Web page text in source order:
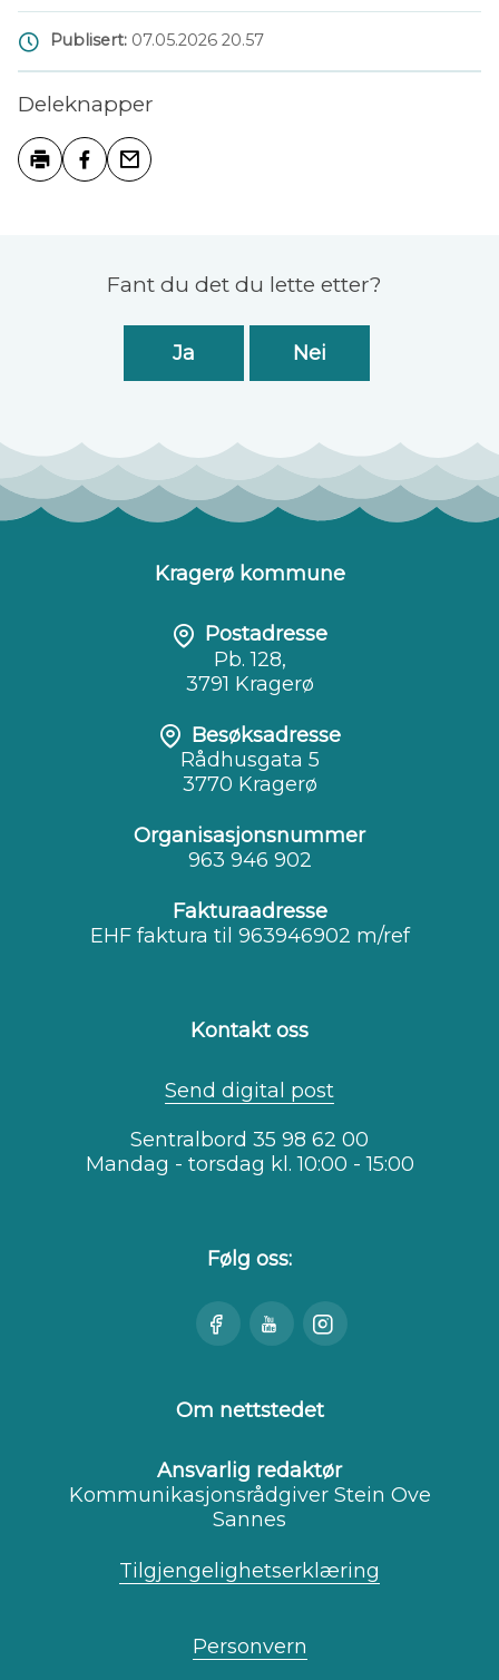
Publisert 07.05.2026 20.57
Deleknapper
Fant du det du lette etter?
Ja Nei
Kragerø kommune
Postadresse
Pb. 128,
3791 Kragerø
Besøksadresse
Rådhusgata 5
3770 Kragerø
Organisasjonsnummer
963 946 902
Fakturaadresse
EHF faktura til 963946902 m/ref
Kontakt oss
Send digital post
Sentralbord 35 98 62 00
Mandag - torsdag kl. 10:00 - 15:00
Følg oss:
Besøk Se
Youtube
Besøk
Instagram
Om nettstedet
Ansvarlig redaktør
Kommunikasjonsrådgiver Stein Ove
Sannes
Tilgjengelighetserklæring
Personvern